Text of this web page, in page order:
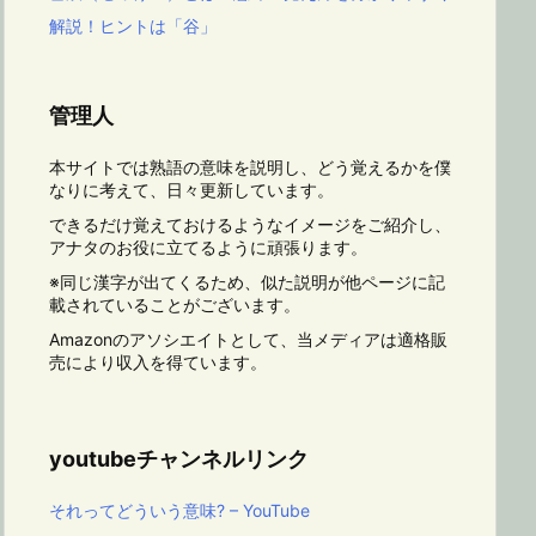
解説！ヒントは「谷」
管理人
本サイトでは熟語の意味を説明し、どう覚えるかを僕
なりに考えて、日々更新しています。
できるだけ覚えておけるようなイメージをご紹介し、
アナタのお役に立てるように頑張ります。
※同じ漢字が出てくるため、似た説明が他ページに記
載されていることがございます。
Amazonのアソシエイトとして、当メディアは適格販
売により収入を得ています。
youtubeチャンネルリンク
それってどういう意味? – YouTube